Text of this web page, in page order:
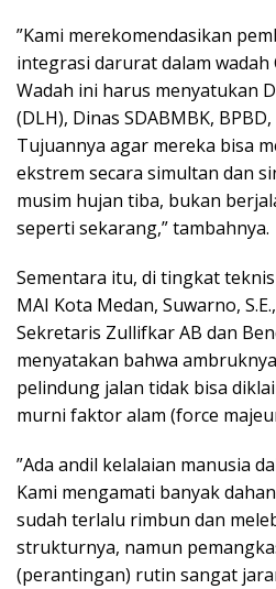
​”Kami merekomendasikan
integrasi darurat dalam wadah
Wadah ini harus menyatukan
(DLH), Dinas SDABMBK,
Tujuannya agar mereka bisa
ekstrem secara simultan dan
musim hujan tiba, bukan
seperti sekarang,” tambahnya.
​Sementara itu, di tingkat
MAI Kota Medan, Suwarno,
Sekretaris Zullifkar AB dan
menyatakan bahwa
pelindung jalan tidak bisa
murni faktor alam (force
​”Ada andil kelalaian manusia
Kami mengamati banyak
sudah terlalu rimbun dan
strukturnya, namun
(perantingan) rutin sangat